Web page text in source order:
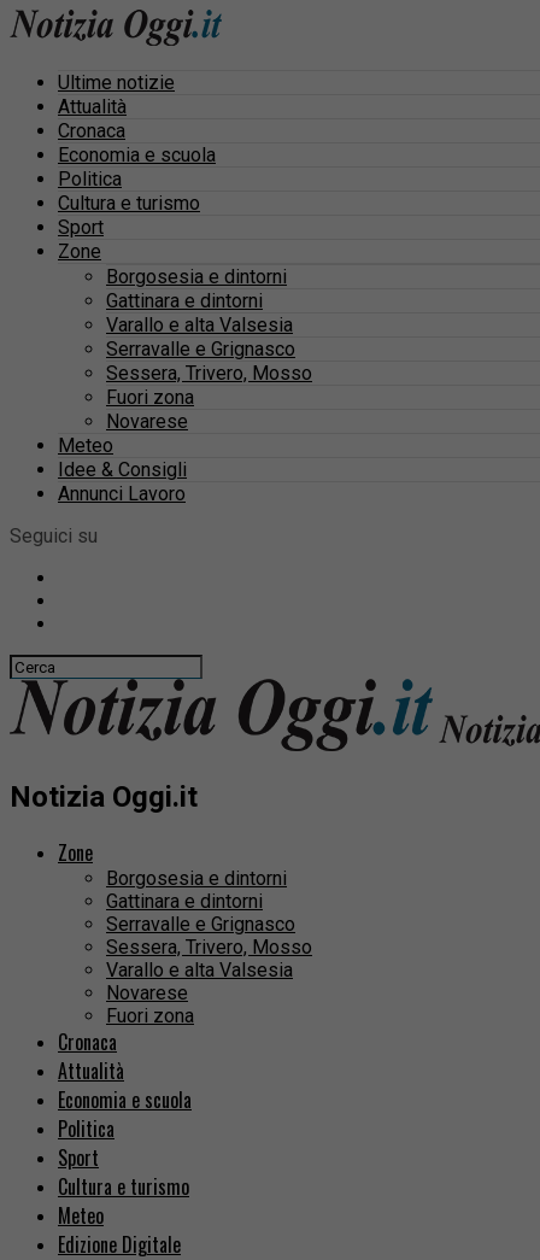
Ultime notizie
Attualità
Cronaca
Economia e scuola
Politica
Cultura e turismo
Sport
Zone
Borgosesia e dintorni
Gattinara e dintorni
Varallo e alta Valsesia
Serravalle e Grignasco
Sessera, Trivero, Mosso
Fuori zona
Novarese
Meteo
Idee & Consigli
Annunci Lavoro
Seguici su
Notizia Oggi.it
Zone
Borgosesia e dintorni
Gattinara e dintorni
Serravalle e Grignasco
Sessera, Trivero, Mosso
Varallo e alta Valsesia
Novarese
Fuori zona
Cronaca
Attualità
Economia e scuola
Politica
Sport
Cultura e turismo
Meteo
Edizione Digitale